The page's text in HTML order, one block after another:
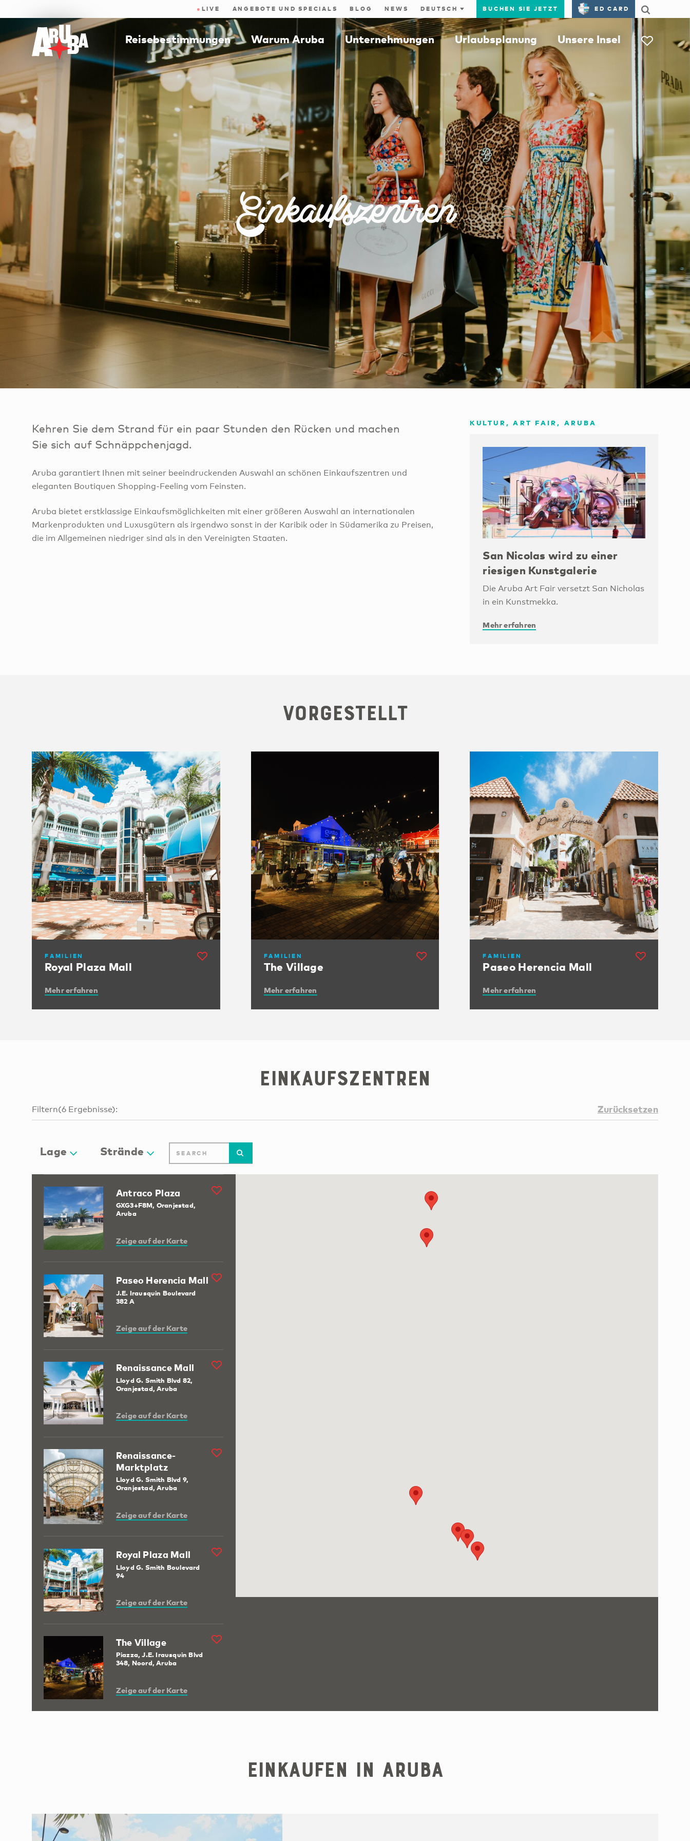
● LIVE ANGEBOTE UND SPECIALS BLOG NEWS BUCHEN SIE JETZT ED CARD
Reisebestimmungen Warum Aruba Unternehmungen Urlaubsplanung Unsere Insel
Einkaufszentren
Kehren Sie dem Strand für ein paar Stunden den Rücken und machen
Sie sich auf Schnäppchenjagd.
Aruba garantiert Ihnen mit seiner beeindruckenden Auswahl an schönen Einkaufszentren und
eleganten Boutiquen Shopping-Feeling vom Feinsten.
Aruba bietet erstklassige Einkaufsmöglichkeiten mit einer größeren Auswahl an internationalen
Markenprodukten und Luxusgütern als irgendwo sonst in der Karibik oder in Südamerika zu Preisen,
die im Allgemeinen niedriger sind als in den Vereinigten Staaten.
KULTUR, ART FAIR, ARUBA
San Nicolas wird zu einer
riesigen Kunstgalerie
Die Aruba Art Fair versetzt San Nicholas
in ein Kunstmekka.
Mehr erfahren
Vorgestellt
FAMILIEN
Royal Plaza Mall
Mehr erfahren
FAMILIEN
The Village
Mehr erfahren
FAMILIEN
Paseo Herencia Mall
Mehr erfahren
Einkaufszentren
Filtern(6 Ergebnisse): Zurücksetzen
Lage Strände
Antraco Plaza
GXG3+F8M, Oranjestad,
Aruba
Zeige auf der Karte
Paseo Herencia Mall
J.E. Irausquin Boulevard
382 A
Zeige auf der Karte
Renaissance Mall
Lloyd G. Smith Blvd 82,
Oranjestad, Aruba
Zeige auf der Karte
Renaissance-
Marktplatz
Lloyd G. Smith Blvd 9,
Oranjestad, Aruba
Zeige auf der Karte
Royal Plaza Mall
Lloyd G. Smith Boulevard
94
Zeige auf der Karte
The Village
Piazza, J.E. Irausquin Blvd
348, Noord, Aruba
Zeige auf der Karte
Einkaufen in Aruba